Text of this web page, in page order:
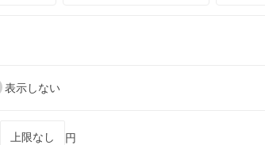
表示しない
円